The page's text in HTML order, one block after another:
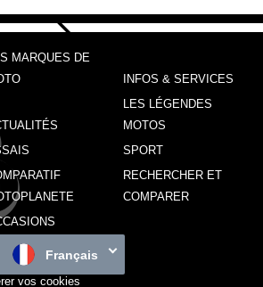
MARQUES DE
INFOS & SERVICES
LES LÉGENDES
MOTOS
SPORT
RECHERCHER ET
COMPARER
Français
vos cookies